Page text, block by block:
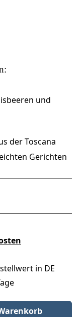
und
der Toscana
Gerichten
in DE
ein oder benutze